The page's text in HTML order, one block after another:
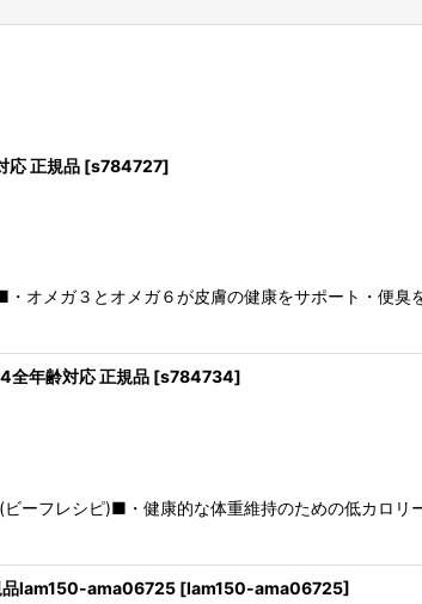
応 正規品 [s784727]
オメガ３とオメガ６が皮膚の健康をサポート・便臭
全年齢対応 正規品 [s784734]
フレシピ)■・健康的な体重維持のための低カロリ
品lam150-ama06725 [lam150-ama06725]